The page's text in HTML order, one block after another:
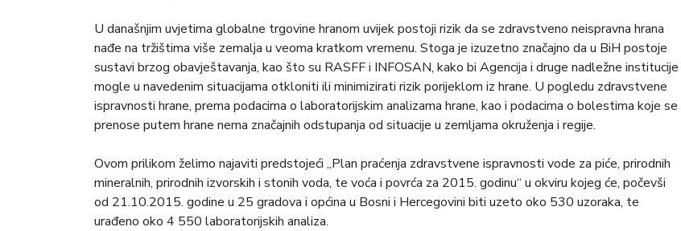
U današnjim uvjetima globalne trgovine hranom uvijek postoji rizik da se zdravstveno neispravna hrana
nađe na tržištima više zemalja u veoma kratkom vremenu. Stoga je izuzetno značajno da u BiH postoje
sustavi brzog obavještavanja, kao što su RASFF i INFOSAN, kako bi Agencija i druge nadležne institucije
mogle u navedenim situacijama otkloniti ili minimizirati rizik porijeklom iz hrane. U pogledu zdravstvene
ispravnosti hrane, prema podacima o laboratorijskim analizama hrane, kao i podacima o bolestima koje se
prenose putem hrane nema značajnih odstupanja od situacije u zemljama okruženja i regije.
Ovom prilikom želimo najaviti predstojeći „Plan praćenja zdravstvene ispravnosti vode za piće, prirodnih
mineralnih, prirodnih izvorskih i stonih voda, te voća i povrća za 2015. godinu“ u okviru kojeg će, počevši
od 21.10.2015. godine u 25 gradova i općina u Bosni i Hercegovini biti uzeto oko 530 uzoraka, te
urađeno oko 4 550 laboratorijskih analiza.